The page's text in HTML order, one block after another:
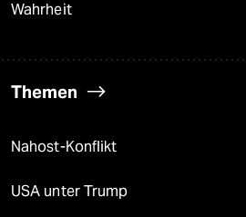
Wahrheit
Themen
Nahost-Konflikt
USA unter Trump